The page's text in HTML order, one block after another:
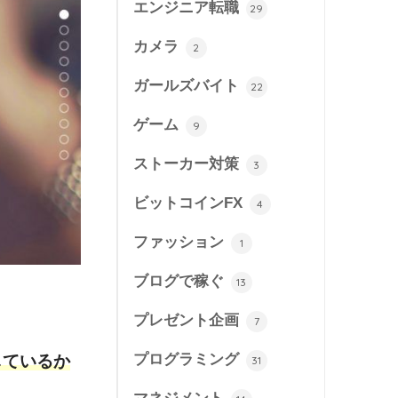
いるか
エンジニア転職 29
カメラ 2
ガールズバイト 22
ゲーム 9
ストーカー対策 3
ビットコインFX 4
ファッション 1
ブログで稼ぐ 13
プレゼント企画 7
プログラミング 31